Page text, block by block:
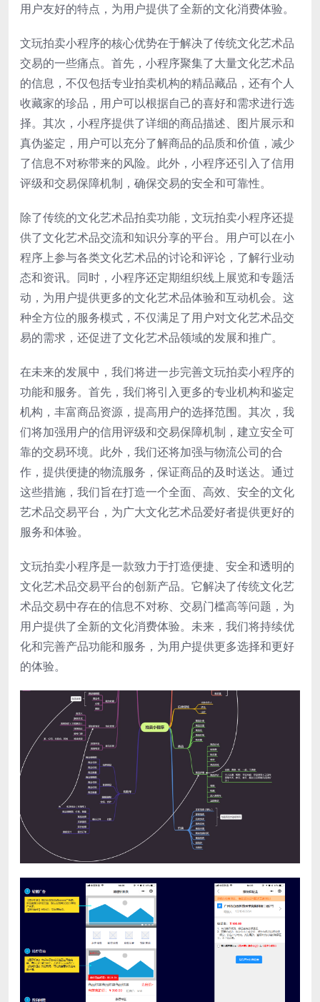
用户友好的特点，为用户提供了全新的文化消费体验。
文玩拍卖小程序的核心优势在于解决了传统文化艺术品
交易的一些痛点。首先，小程序聚集了大量文化艺术品
的信息，不仅包括专业拍卖机构的精品藏品，还有个人
收藏家的珍品，用户可以根据自己的喜好和需求进行选
择。其次，小程序提供了详细的商品描述、图片展示和
真伪鉴定，用户可以充分了解商品的品质和价值，减少
了信息不对称带来的风险。此外，小程序还引入了信用
评级和交易保障机制，确保交易的安全和可靠性。
除了传统的文化艺术品拍卖功能，文玩拍卖小程序还提
供了文化艺术品交流和知识分享的平台。用户可以在小
程序上参与各类文化艺术品的讨论和评论，了解行业动
态和资讯。同时，小程序还定期组织线上展览和专题活
动，为用户提供更多的文化艺术品体验和互动机会。这
种全方位的服务模式，不仅满足了用户对文化艺术品交
易的需求，还促进了文化艺术品领域的发展和推广。
在未来的发展中，我们将进一步完善文玩拍卖小程序的
功能和服务。首先，我们将引入更多的专业机构和鉴定
机构，丰富商品资源，提高用户的选择范围。其次，我
们将加强用户的信用评级和交易保障机制，建立安全可
靠的交易环境。此外，我们还将加强与物流公司的合
作，提供便捷的物流服务，保证商品的及时送达。通过
这些措施，我们旨在打造一个全面、高效、安全的文化
艺术品交易平台，为广大文化艺术品爱好者提供更好的
服务和体验。
文玩拍卖小程序是一款致力于打造便捷、安全和透明的
文化艺术品交易平台的创新产品。它解决了传统文化艺
术品交易中存在的信息不对称、交易门槛高等问题，为
用户提供了全新的文化消费体验。未来，我们将持续优
化和完善产品功能和服务，为用户提供更多选择和更好
的体验。